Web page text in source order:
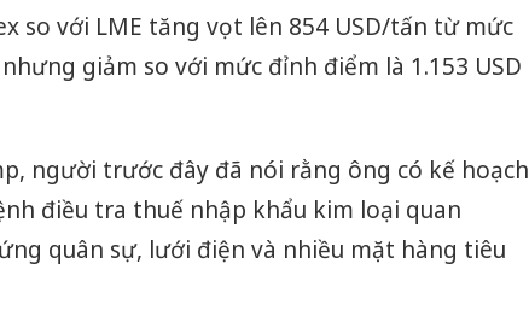
so với LME tăng vọt lên 854 USD/tấn từ mức
giảm so với mức đỉnh điểm là 1.153 USD
người trước đây đã nói rằng ông có kế hoạch
điều tra thuế nhập khẩu kim loại quan
quân sự, lưới điện và nhiều mặt hàng tiêu